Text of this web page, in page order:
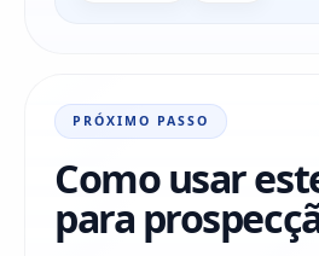
PRÓXIMO PASSO
Como usar
para